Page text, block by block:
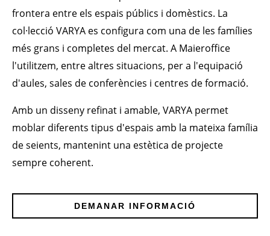
frontera entre els espais públics i domèstics. La
col·lecció VARYA es configura com una de les famílies
més grans i completes del mercat. A Maieroffice
l'utilitzem, entre altres situacions, per a l'equipació
d'aules, sales de conferències i centres de formació.
Amb un disseny refinat i amable, VARYA permet
moblar diferents tipus d'espais amb la mateixa família
de seients, mantenint una estètica de projecte
sempre coherent.
DEMANAR INFORMACIÓ